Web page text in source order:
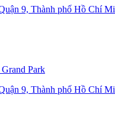
9, Thành phố Hồ Chí
Park
9, Thành phố Hồ Chí